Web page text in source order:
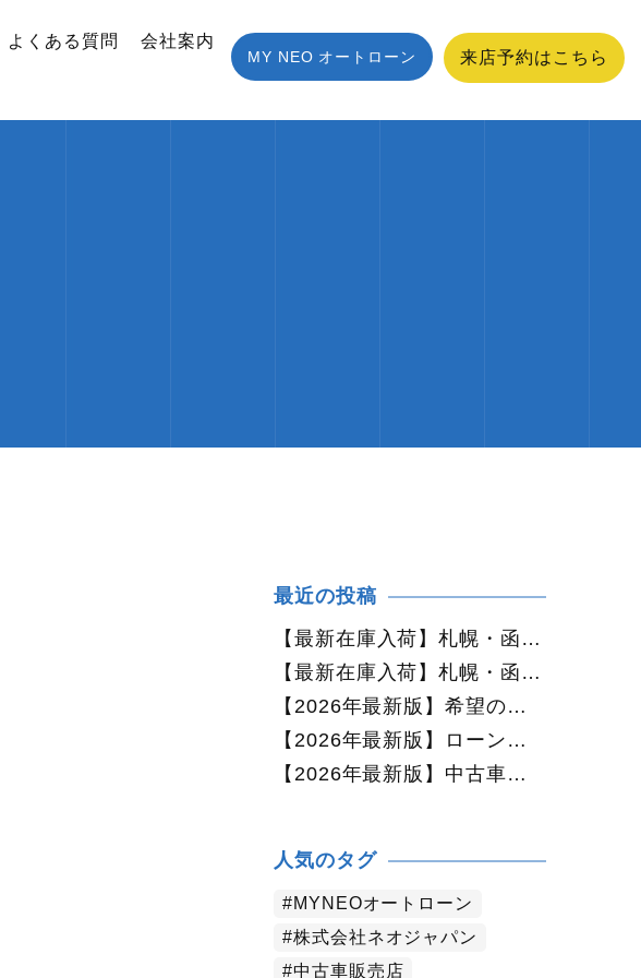
よくある質問 会社案内
MY NEO オートローン 来店予約はこちら
最近の投稿
【最新在庫入荷】札幌・函館で人気の中古車が続々入庫中｜早い者勝ち！【ダイハツ ミラココア660プラスX 4WD】
【最新在庫入荷】札幌・函館で人気の中古車が続々入庫中｜早い者勝ち！【ホンダ N-BOX660カスタムG Lパッケージ 4WD】
【2026年最新版】希望の中古車が見つからない方へ｜ネオカーオーダーで理想の一台を全国からお探しします
【2026年最新版】ローンに不安がある方へ｜ネオドライブローンの窓口で新しいカーライフをサポート
【2026年最新版】中古車購入でよくある質問20選｜初めての方でも失敗しない完全ガイド【札幌・北海道対応】
人気のタグ
MYNEOオートローン
株式会社ネオジャパン
中古車販売店